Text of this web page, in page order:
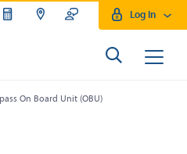
Log In
On Board Unit (OBU)